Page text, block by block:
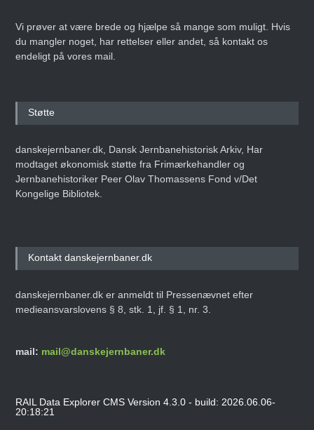
Vi prøver at være brede og hjælpe så mange som muligt. Hvis
du mangler noget, har rettelser eller andet, så kontakt os
endeligt på vores mail.
Støtte
danskejernbaner.dk, Dansk Jernbanehistorisk Arkiv, Har
modtaget økonomisk støtte fra Frimærkehandler og
Jernbanehistoriker Peer Olav Thomassens Fond v/Det
Kongelige Bibliotek.
Kontakt danskejernbaner.dk
danskejernbaner.dk er anmeldt til Pressenævnet efter
medieansvarslovens § 8, stk. 1, jf. § 1, nr. 3.
mail: mail@danskejernbaner.dk
RAIL Data Explorer CMS Version 4.3.0 - build: 2026.06.06-
20:18:21